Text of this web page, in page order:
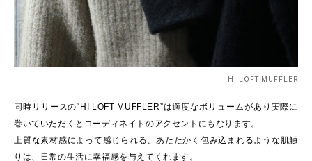
HI LOFT MUFFLER
同時リリースの“HI LOFT MUFFLER”は適度なボリュームがあり実際に
巻いていただくとコーディネイトのアクセントにもなります。
上質な素材感によって感じられる、あたたかく包み込まれるような肌触
りは、日常の生活に幸福感を与えてくれます。